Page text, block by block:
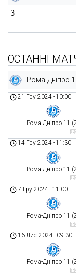
3
ОСТАННІ
Рома-Дніпро
21 Гру 2024 -10:00
Рома-Дніпро 11
14 Гру 2024 -11:30
Рома-Дніпро 11
7 Гру 2024 -11:00
Рома-Дніпро 11
16 Лис 2024 - 09:30
Рома-Дніпро 11